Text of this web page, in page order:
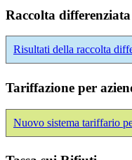
Raccolta differenziata
Risultati della raccolta
Tariffazione per
Nuovo sistema tariffario